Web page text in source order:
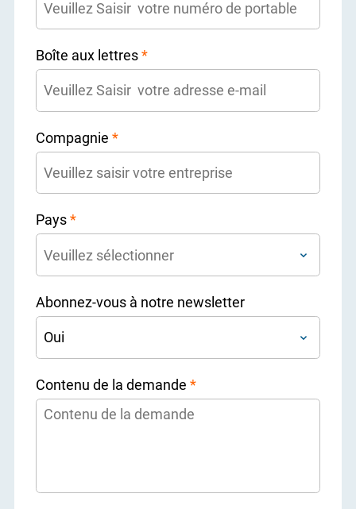
Boîte aux lettres*
Compagnie *
Pays*
Abonnez-vous à notre newsletter
Contenu de la demande *